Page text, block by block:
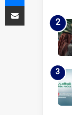
ای میل کے ذریعہ شیئر کریں